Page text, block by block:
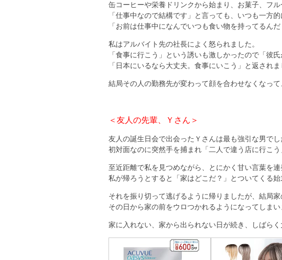
缶コーヒーや栄養ドリンクから始まり、お菓子、フ
「仕事中なので結構です」と言っても、いつも一方的
「お前は仕事中になんでいつも食い物を持ってるんだ
私はアルバイト先の社長によく怒られました。
「食事に行こう」という誘いも激しかったので「彼
「日本にいるなら大丈夫。食事にいこう」と返され
結局その人の勤務先が変わって顔を合わせなくなって
＜友人の先輩、Ｙさん＞
友人の誕生日会で出会ったＹさんは最も強引な男でし
初対面なのに突然手を捕まれ「二人で違う店に行こう
至近距離で私を見つめながら、とにかく甘い言葉を連
私が帰ろうとすると「家はどこだ？」とついてくる始
それを振り切って逃げるように帰りましたが、結局
その日から家の前をウロつかれるようになってしまい
家に入れない、家から出られない日が続き、しばらく